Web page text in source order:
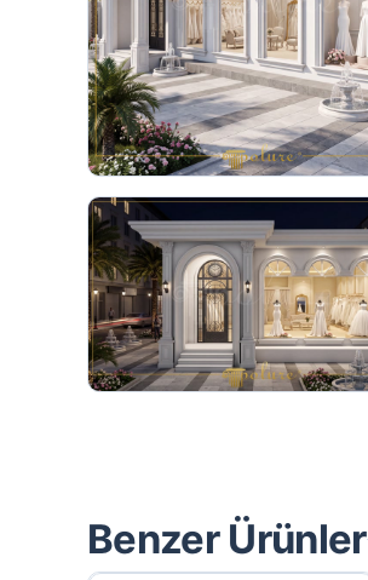
Benzer Ürünler